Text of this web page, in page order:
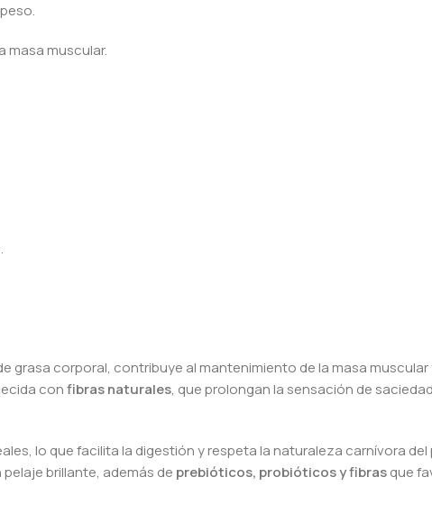
masa muscular.
grasa corporal, contribuye al mantenimiento de la masa muscular
confibras naturales, que prolongan la sensación de
lo que facilita la digestión y respeta la naturaleza carnívora del
brillante, además de prebióticos, probióticos y fibrasque